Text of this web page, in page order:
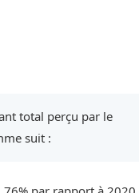
total perçu par le
suit :